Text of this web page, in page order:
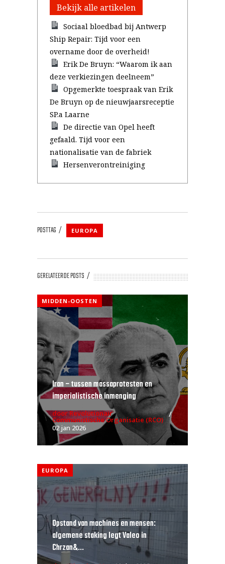
Bekijk alle artikelen
Sociaal bloedbad bij Antwerp
Ship Repair: Tijd voor een
overname door de overheid!
Erik De Bruyn: “Waarom ik aan
deze verkiezingen deelneem”
Opgemerkte toespraak van Erik
De Bruyn op de nieuwjaarsreceptie
SP.a Laarne
De directie van Opel heeft
gefaald. Tijd voor een
nationalisatie van de fabriek
Hersenverontreiniging
POSTTAG EUROPA
GERELATEERDE POSTS
MIDDEN-OOSTEN
Iran – tussen massaprotesten en
imperialistische inmenging
door Revolutionair
Communistische Organisatie (RCO)
02 jan 2026
EUROPA
Opstand van machines en mensen:
algemene staking legt Valeo in
Chrzan&...